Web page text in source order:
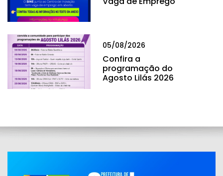
05/08/2026
Confira a
programação do
Agosto Lilás 2026